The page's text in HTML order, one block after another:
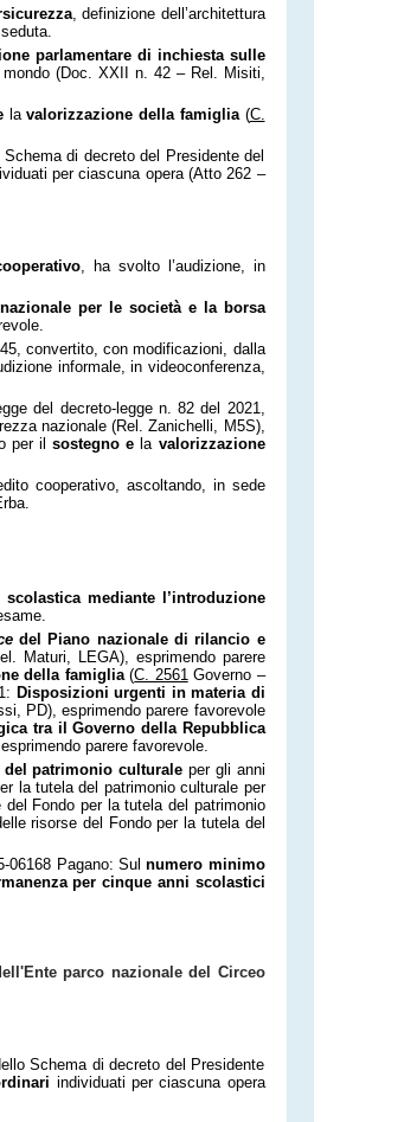
, definizione dell’architettura
parlamentare di inchiesta sulle
(Doc. XXII n. 42 – Rel. Misiti,
lavalorizzazione della famiglia(C.
di decreto del Presidente del
per ciascuna opera (Atto 262 –
, ha svolto l’audizione, in
per le società e la borsa
convertito, con modificazioni, dalla
informale, in videoconferenza,
del decreto-legge n. 82 del 2021,
nazionale (Rel. Zanichelli, M5S),
per ilsostegno e la valorizzazione
cooperativo, ascoltando, in sede
mediante l’introduzione
del Piano nazionale di rilancio e
Maturi, LEGA), esprimendo parere
della famiglia(C. 2561Governo –
Disposizioni urgenti in materia di
PD), esprimendo parere favorevole
tra il Governo della Repubblica
parere favorevole.
patrimonio culturale per gli anni
la tutela del patrimonio culturale per
Fondo per la tutela del patrimonio
risorse del Fondo per la tutela del
06168 Pagano: Sulnumero minimo
per cinque anni scolastici
parco nazionale del Circeo
Schema di decreto del Presidente
individuati per ciascuna opera